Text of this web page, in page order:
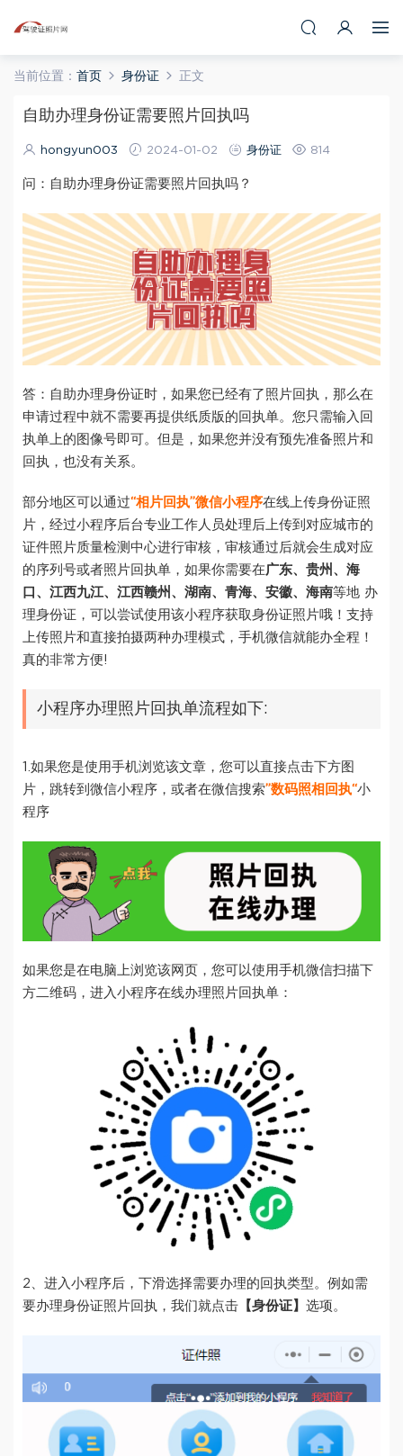
当前位置： 首页 身份证 正文
自助办理身份证需要照片回执吗
hongyun003 2024-01-02 身份证 814
问：自助办理身份证需要照片回执吗？
答：自助办理身份证时，如果您已经有了照片回执，那么在
申请过程中就不需要再提供纸质版的回执单。您只需输入回
执单上的图像号即可。但是，如果您并没有预先准备照片和
回执，也没有关系。
部分地区可以通过“相片回执”微信小程序在线上传身份证照
片，经过小程序后台专业工作人员处理后上传到对应城市的
证件照片质量检测中心进行审核，审核通过后就会生成对应
的序列号或者照片回执单，如果你需要在广东、贵州、海
口、江西九江、江西赣州、湖南、青海、安徽、海南等地 办
理身份证，可以尝试使用该小程序获取身份证照片哦！支持
上传照片和直接拍摄两种办理模式，手机微信就能办全程！
真的非常方便!
小程序办理照片回执单流程如下:
1.如果您是使用手机浏览该文章，您可以直接点击下方图
片，跳转到微信小程序，或者在微信搜索”数码照相回执“小
程序
如果您是在电脑上浏览该网页，您可以使用手机微信扫描下
方二维码，进入小程序在线办理照片回执单：
2、进入小程序后，下滑选择需要办理的回执类型。例如需
要办理身份证照片回执，我们就点击 【身份证】 选项。